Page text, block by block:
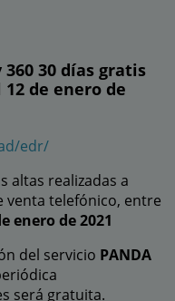
30 días gratis
de enero de
edr/
altas realizadas a
venta telefónico, entre
enero de 2021
del servicio PANDA
será gratuita.